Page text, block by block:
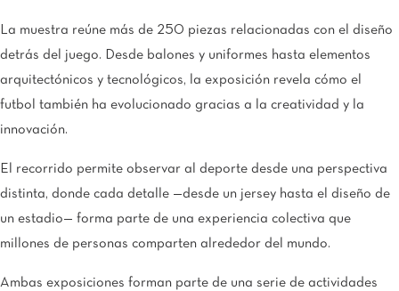
La muestra reúne más de 250 piezas relacionadas con el diseño
detrás del juego. Desde balones y uniformes hasta elementos
arquitectónicos y tecnológicos, la exposición revela cómo el
futbol también ha evolucionado gracias a la creatividad y la
innovación.
El recorrido permite observar al deporte desde una perspectiva
distinta, donde cada detalle —desde un jersey hasta el diseño de
un estadio— forma parte de una experiencia colectiva que
millones de personas comparten alrededor del mundo.
Ambas exposiciones forman parte de una serie de actividades